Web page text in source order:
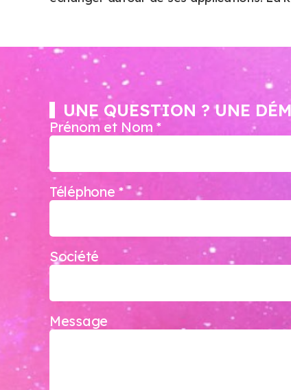
UNE QUESTION ? UNE
Prénom et Nom *
Téléphone *
Société
Message